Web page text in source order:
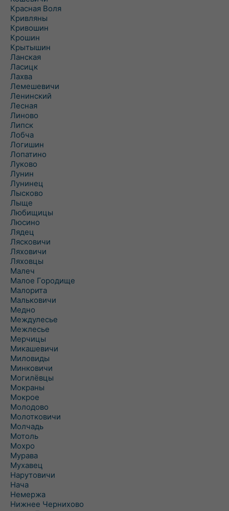
Красная Воля
Кривляны
Кривошин
Крошин
Крытышин
Ланская
Ласицк
Лахва
Лемешевичи
Ленинский
Лесная
Линово
Липск
Лобча
Логишин
Лопатино
Луково
Лунин
Лунинец
Лысково
Лыще
Любищицы
Люсино
Лядец
Лясковичи
Ляховичи
Ляховцы
Малеч
Малое Городище
Малорита
Мальковичи
Медно
Междулесье
Межлесье
Мерчицы
Микашевичи
Миловиды
Минковичи
Могилёвцы
Мокраны
Мокрое
Молодово
Молотковичи
Молчадь
Мотоль
Мохро
Мурава
Мухавец
Нарутовичи
Нача
Немержа
Нижнее Чернихово